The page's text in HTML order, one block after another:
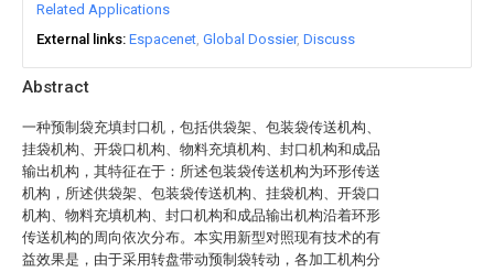
Abstract
一种预制袋充填封口机，包括供袋架、包装袋传送机构、
挂袋机构、开袋口机构、物料充填机构、封口机构和成品
输出机构，其特征在于：所述包装袋传送机构为环形传送
机构，所述供袋架、包装袋传送机构、挂袋机构、开袋口
机构、物料充填机构、封口机构和成品输出机构沿着环形
传送机构的周向依次分布。本实用新型对照现有技术的有
益效果是，由于采用转盘带动预制袋转动，各加工机构分
Related Applications
External links Espacenet Global Dossier Discuss